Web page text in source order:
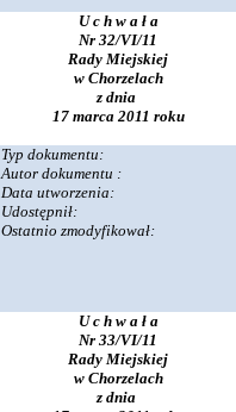
U c h w a ł a
Nr 32/VI/11
Rady Miejskiej
w Chorzelach
z dnia
17 marca 2011 roku
Typ dokumentu:
Autor dokumentu :
Data utworzenia:
Udostępnił:
Ostatnio zmodyfikował:
U c h w a ł a
Nr 33/VI/11
Rady Miejskiej
w Chorzelach
z dnia